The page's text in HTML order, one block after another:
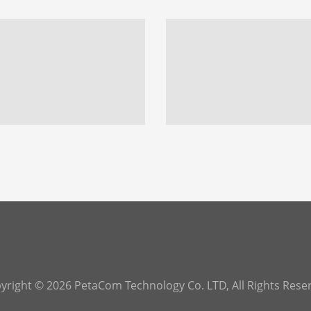
© 2026 PetaCom Technology Co. LTD, All Rights